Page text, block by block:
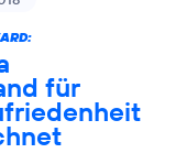
für